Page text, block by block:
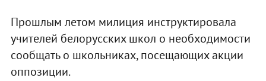
Прошлым летом милиция инструктировала
учителей белорусских школ о необходимости
сообщать о школьниках, посещающих акции
оппозиции.